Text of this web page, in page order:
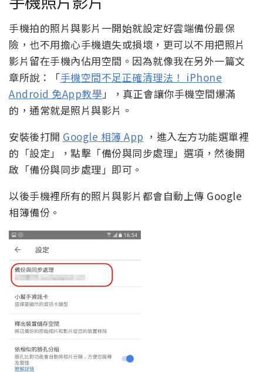
手機拍的照片與影片一開始就設定好雲端備份最保
險，也不用擔心手機遺失或損壞，更可以不用把照片
影片留在手機內佔用空間。因為就像我在另外一篇文
章所說：「手機空間不足正確清理法！ iPhone
Android 免App教學 」，真正會讓你手機空間爆滿
的，通常就是照片與影片。
安裝後打開 Google 相簿 App ，進入左方功能選單裡
的「設定」，點擊「備份與同步處理」選項，然後開
啟「備份與同步處理」即可。
以後手機裡所有的照片與影片都會自動上傳 Google
相簿備份。